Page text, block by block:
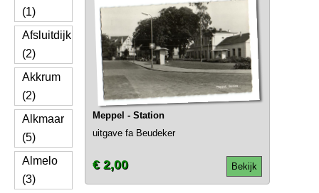
(1)
Afsluitdijk
(2)
Akkrum
(2)
Alkmaar
(5)
Almelo
(3)
Meppel - Station
uitgave fa Beudeker
Bekijk
€ 2,00